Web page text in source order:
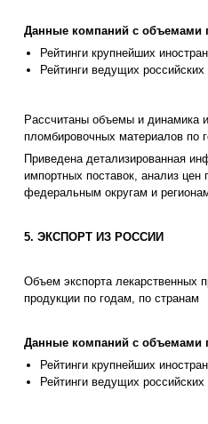
Данные компаний с объемами
Рейтинги крупнейших
Рейтинги ведущих
Рассчитаны объемы и динамика
пломбировочных материалов по
Приведена детализированная
импортных поставок, анализ цен
федеральным округам и
5. ЭКСПОРТ ИЗ РОССИИ
Объем экспорта лекарственных
продукции по годам, по странам
Данные компаний с объемами
Рейтинги крупнейших
Рейтинги ведущих российских